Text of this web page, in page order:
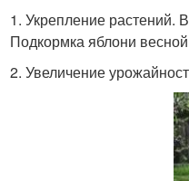
1. Укрепление растений.
Подкормка яблони
2. Увеличение